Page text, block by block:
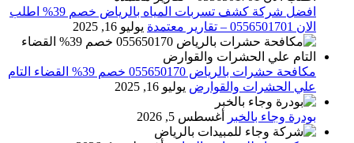
افضل شركة كشف تسربات المياه بالرياض خصم 39% اطلب
الان 0556501701‬‏ – تقارير معتمدة
يوليو 16, 2025
مكافحة حشرات بالرياض 055650170 خصم 39% القضاء التام
علي الحشرات والقوارض يوليو 16, 2025
بودرة وجاء بالخبر أغسطس 5, 2026